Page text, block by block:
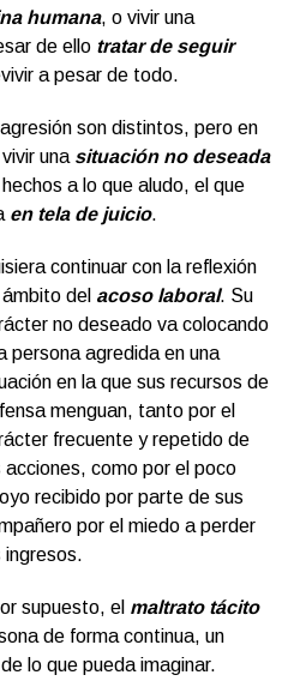
humana, o vivir una
de ello tratar de seguir
a pesar de todo.
son distintos, pero en
una situación no deseada
a lo que aludo, el que
en tela de juicio.
continuar con la reflexión
del acoso laboral. Su
no deseado va colocando
persona agredida en una
en la que sus recursos de
menguan, tanto por el
frecuente y repetido de
acciones, como por el poco
recibido por parte de sus
por el miedo a perder
ingresos.
supuesto, el maltrato tácito
de forma continua, un
lo que pueda imaginar.